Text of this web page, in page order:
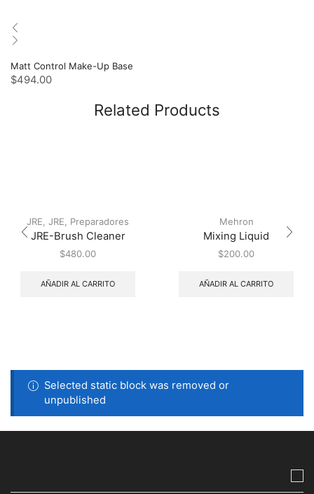
Matt Control Make-Up Base
$494.00
Related Products
JRE, JRE, Preparadores
JRE-Brush Cleaner
$480.00
AÑADIR AL CARRITO
Mehron
Mixing Liquid
$200.00
AÑADIR AL CARRITO
Selected static block was removed or
unpublished